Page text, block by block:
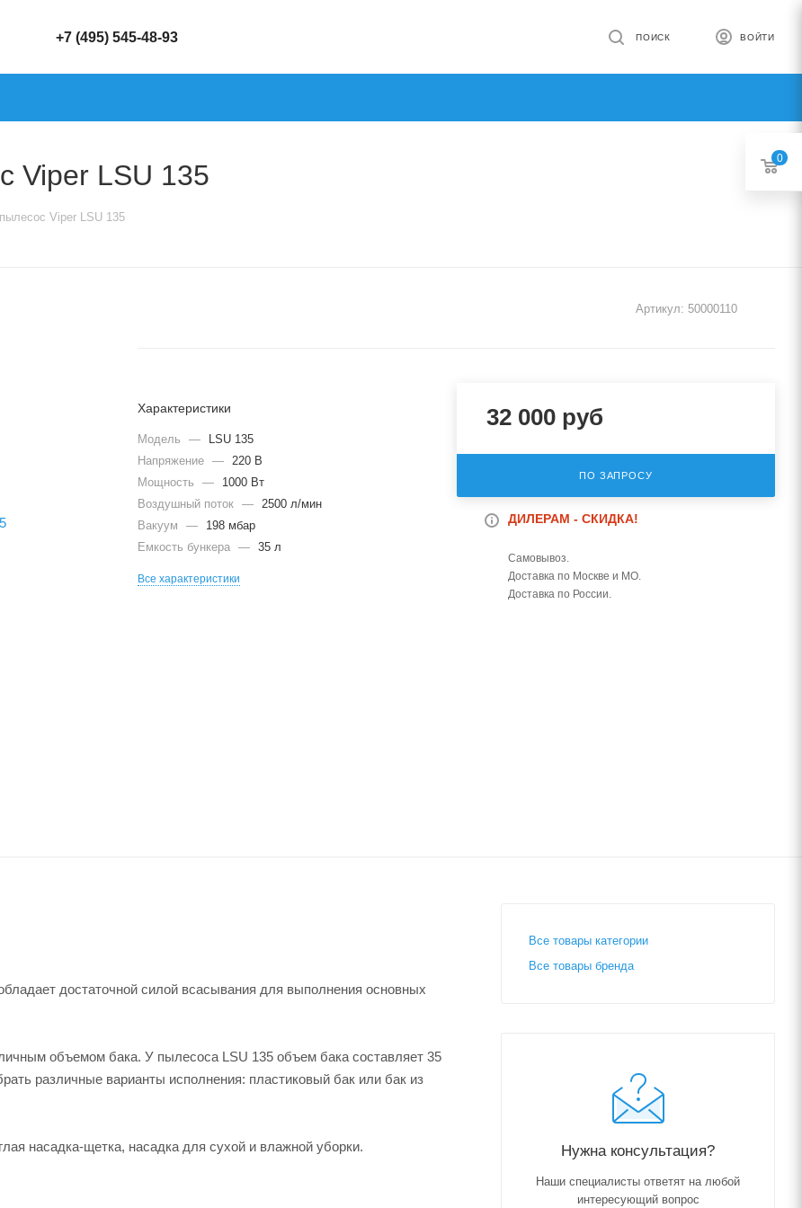
+7 (495) 545-48-93 ВОЙТИ
ПОИСК
Viper LSU 135
Viper LSU 135
Артикул: 50000110
Характеристики
Модель —
LSU 135
Напряжение
—
220 В
Мощность
—
1000 Вт
Воздушный поток
—
2500 л/мин
Вакуум
—
198 мбар
Емкость бункера
— 35 л
Все характеристики
32 000руб
ПО ЗАПРОСУ
ДИЛЕРАМ - СКИДКА!
Самовывоз.
Доставка по Москве и МО.
Доставка по России.
достаточной силой всасывания для выполнения основных
объемом бака. У пылесоса LSU 135 объем бака составляет 35
различные варианты исполнения: пластиковый бак или бак из
насадка-щетка, насадка для сухой и влажной уборки.
Все товары категории
Все товары бренда
Нужна консультация?
Наши специалисты ответят на любой
интересующий вопрос
0